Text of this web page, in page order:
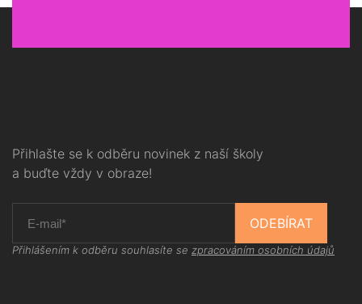
Přihlašte se k odběru novinek z naší školy
a buďte vždy v obraze!
ODEBÍRAT
Přihlášením k odběru souhlasíte se zpracováním osobních údajů